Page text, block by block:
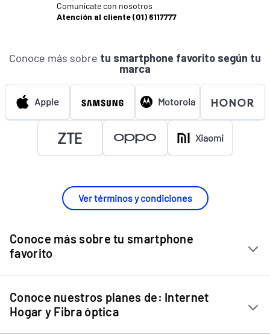
Comunícate con nosotros
Atención al cliente (01) 6117777
Conoce más sobre tu smartphone favorito según tu
marca
Apple Motorola
Xiaomi
Ver términos y condiciones
Conoce más sobre tu smartphone
favorito
Chip Entel
Apple iPhone 11
Apple iPhone 12 Mini
Conoce nuestros planes de: Internet
Hogar y Fibra óptica